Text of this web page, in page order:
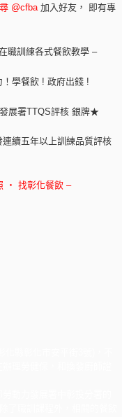
@cfba加入好友， 即有專
職訓練各式餐飲教學 –
學餐飲 ! 政府出錢 !
展署TTQS評核 銀牌★
續五年以上訓練品質評核
‧ 找彰化餐飲 –